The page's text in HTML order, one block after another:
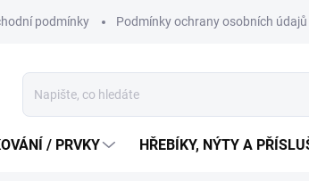
podmínky Podmínky ochrany osobních údajů
/ PRVKY HŘEBÍKY, NÝTY A